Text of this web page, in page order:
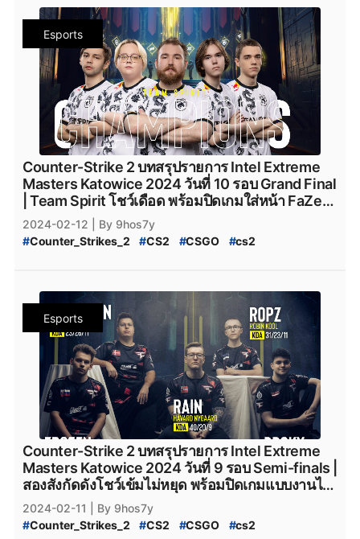
ข่าวหลุด_Counter_Strikes_2
Cloud9 #cloud9 #cloud9_cs2 #HEROIC #Heroic
heroic # Heroic_cs2 Eternal_fire #Eternal_Fire
Eternal-Fire #Eternal_fire_cs2 #SAW #saw_cs2
SAW_cs2 #ECSTATIC #ECSTATIC_cs2
Imperial_Esports #Imperial_Esports_cs2
paiN_Gaming #paiN_Gaming_cs2 #GamerLegion
GamerLegion_cs2 #Lynn_Vision #Lynn_Vision_cs2
legacy_cs2 #Legacy_cs2 #ENCE #Ence #ence
ENCE_cs2 #Apeks #Apeks_cs2 #The_mongolZ
#The_MongolZ_cs2 #FURIA_Esports #FURIA
#FURIA_CS2 #FURIA_Esports_cs2 #AMKAL_ESPORTS
# AMKAL_ESPORTS_cs2 #KOI #Movistar_KOI
#
Movistar_KOI_cs2
#CS2_Major_Championship
#CS2_Major_Championship_2024 #
9Pandas
ข่าวหลุด_Counter_Strikes_2
CS2_Pick'EM #CS2_Pick'EM_Challenge
PGL_CS2_Major_Copenhagen_2024
CS2_Major_2024 #CS2_Major_Copenhagen_2024
CS2_Major #CS2_Hack #CS2_Hack_ระบาด
Counter_Strike_2_Hack #Counter_Strike_2_Wall_Hack
CS2_Hack_Disconnect #CS2_AIM #CS2_Wall
CS2_Wall_Hack #Hack # Steam #เกมsteam #
PCgame #FPS #fps #เกมfps #Natus_Vincere
NatusVincere #navi #NAVI #ทีมnavi #MOUZ
#MOUZ_CS2 #mousesports #Team_Vitality
#team_vitality #TeamVitality #Vitality_CS2
#FaZe_Clan #Faze_Clan # FaZe # fazeclan
# FaZe_Clan_CS2 # Team_Spirit #Team_Spirit_CS2
#team_spirit #VirtusPro
#Virtus.Pro_CS2 #Complexity_Gaming
Cloud9 #cloud9 #cloud9_cs2 #HEROIC #Heroic
heroic # Heroic_cs2 Eternal_fire
Eternal_Fire
Eternal-Fire Eternal_fire_cs2 SAW #saw_cs2
SAW_cs2 #ECSTATIC
ECSTATIC_cs2
Imperial_Esports #Imperial_Esports_cs2
paiN_Gaming #paiN_Gaming_cs2 #GamerLegion
GamerLegion_cs2 #Lynn_Vision #Lynn_Vision_cs2
legacy_cs2 #Legacy_cs2 #ENCE # Ence #
ence
ENCE_cs2 #Apeks Apeks_cs2 #The_mongolZ
#The_MongolZ_cs2 #FURIA_Esports #FURIA
#FURIA_CS2 #FURIA_Esports_cs2 #AMKAL_ESPORTS
#AMKAL_ESPORTS_cs2 #KOI #Movistar_KOI
KOI_cs2
#CS2_Major_Championship
#CS2_Major_Championship_2024 #
9Pandas
Esports
Counter-Strike 2 บทสรุปรายการ Intel Extreme
Masters Katowice 2024 วันที่ 10 รอบ Grand Final
| Team Spirit โชว์เดือด พร้อมปิดเกมใส่หน้า FaZe
Clan แบบตึง ๆ ไปด้วยสกอร์ 3-0
2024-02-12
| By 9hos7y
#Counter_Strikes_2 #CS2 #CSGO #cs2
Counter_Strike_Global_Offensive #valve #Valve
# Natus_Vincere #NAVI
Heroic #Faze_Clan FaZe_Clan #Cloud9 # C9
G2Esports #g2esports
Complexity_Gaming
GamerLegion #Gamer_Legion #Team_Falcons
Team_Spirit #VirtusPro #Astralis #AstralisCS2
BIG #BIG_CS2 #Eternal_fire #BetBoom
BetBoomTeam Betboom #Betboom_CS2
ENCE
ENCE_CS2 #TheMongolz #FURIA #
Furia_Esports
#FURIA_CS2 #Team_Spirit_CS2 #M80 #M80_CS2
#Rooster #Rooster_CS2 #Rebels # Rebels_Gaming
#Rebels_Gaming_CS2 #Monte #Monte_CS2 # MOUZ
#MOUZ_CS2 #Steam #เกมsteam # steam
Esports
Counter-Strike 2 บทสรุปรายการ Intel Extreme
Masters Katowice 2024 วันที่ 9 รอบ Semi-finals |
สองสังกัดดังโชว์เข้มไม่หยุด พร้อมปิดเกมแบบงานไว
ไปด้วยสกอร์ 2-0
2024-02-11
| By 9hos7y
#Counter_Strikes_2 #CS2 #CSGO #cs2